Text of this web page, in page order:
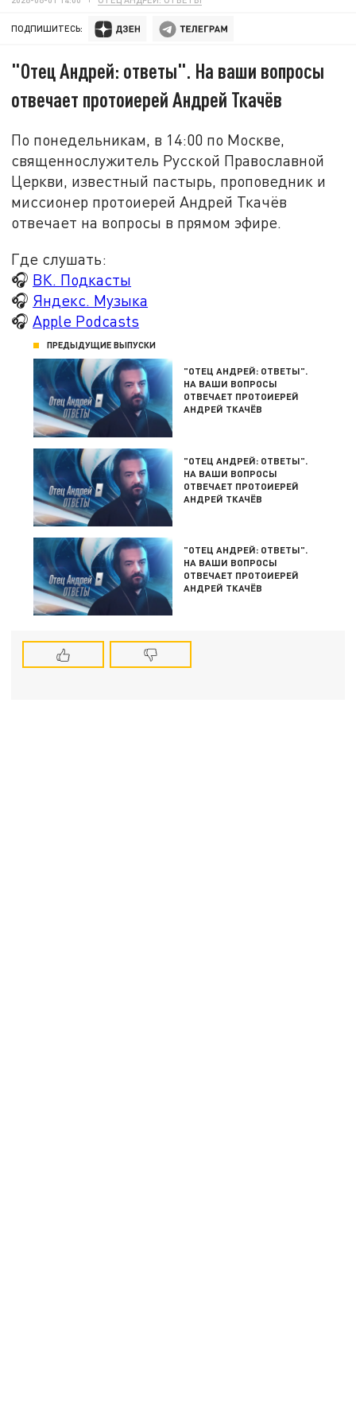
ПОДПИШИТЕСЬ:
"Отец Андрей: ответы". На ваши вопросы
отвечает протоиерей Андрей Ткачёв
По понедельникам, в 14:00 по Москве,
священнослужитель Русской Православной
Церкви, известный пастырь, проповедник и
миссионер протоиерей Андрей Ткачёв
отвечает на вопросы в прямом эфире.
Где слушать:
🎧 ВК. Подкасты
🎧 Яндекс. Музыка
🎧 Apple Podcasts
ПРЕДЫДУЩИЕ ВЫПУСКИ
"ОТЕЦ АНДРЕЙ: ОТВЕТЫ".
НА ВАШИ ВОПРОСЫ
ОТВЕЧАЕТ ПРОТОИЕРЕЙ
АНДРЕЙ ТКАЧЁВ
"ОТЕЦ АНДРЕЙ: ОТВЕТЫ".
НА ВАШИ ВОПРОСЫ
ОТВЕЧАЕТ ПРОТОИЕРЕЙ
АНДРЕЙ ТКАЧЁВ
"ОТЕЦ АНДРЕЙ: ОТВЕТЫ".
НА ВАШИ ВОПРОСЫ
ОТВЕЧАЕТ ПРОТОИЕРЕЙ
АНДРЕЙ ТКАЧЁВ